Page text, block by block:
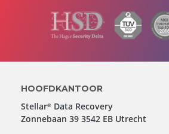
HOOFDKANTOOR
Stellar® Data Recovery
Zonnebaan 39 3542 EB Utrecht